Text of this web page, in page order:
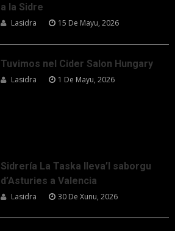
a la Sidre
Lasidra 15 De Mayu, 2026
Tuvimos nel Cider Salon Hungary
Lasidra 1 De Mayu, 2026
Sidrería La Taska lleva’l saborgu
d’Asturies a Valencia
Lasidra 30 De Xunu, 2026